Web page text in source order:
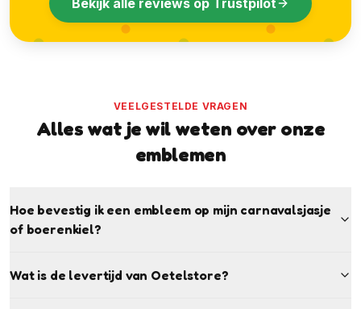
Bekijk alle reviews op Trustpilot
VEELGESTELDE VRAGEN
Alles wat je wil weten over onze
emblemen
Hoe bevestig ik een embleem op mijn carnavalsjasje
of boerenkiel?
Wat is de levertijd van Oetelstore?